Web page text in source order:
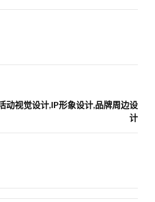
动视觉设计,IP形象设计,品牌周边设
计